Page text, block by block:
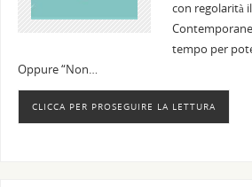
con regolarità
tempo per
Oppure “Non…
CLICCA PER PROSEGUIRE LA LETTURA